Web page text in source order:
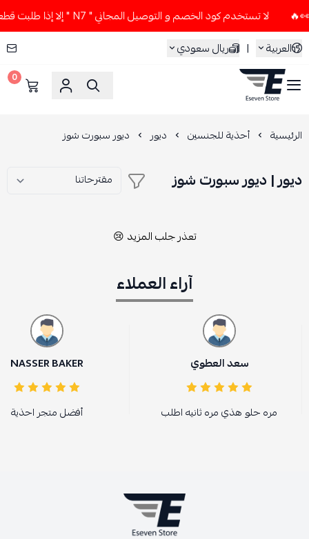
لا تستخدم كود الخصم و التوصيل المجاني " N7 " إلا إذا طلبت قطعتين أو أكثر 👀🔥
العربية
| ريال سعودي
ESEVEN STORE
0
الرئيسية أحذية للجنسين ديور ديور سبورت شوز
ديور | ديور سبورت شوز
تعذر جلب المزيد 😢
آراء العملاء
سعد العطوي
مره حلو هذي مره ثانيه اطلب
NASSER BAKER
أفضل متجر احذية